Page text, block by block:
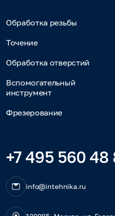
Обработка резьбы
Точение
Обработка отверстий
Вспомогательный
инструмент
Фрезерование
+7 495 560 48
info@intehnika.ru